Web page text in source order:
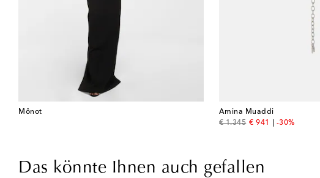
Mônot
Amina Muaddi
€ 1.345
original price
€ 941
discount price
-30%
Das könnte Ihnen auch gefallen